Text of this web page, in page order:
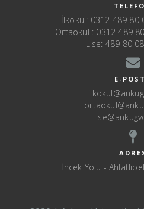
İlkokul: 0312 489 80
Ortaokul : 0312 489
Lise: 489 80
E-
İncek Yolu -